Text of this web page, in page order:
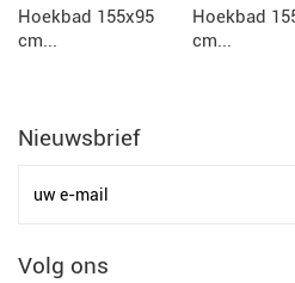
Hoekbad 155x95
cm...
Hoekbad
cm...
Nieuwsbrief
Volg ons